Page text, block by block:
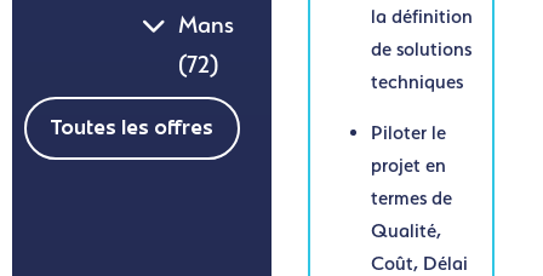
Mans
(72)
Toutes les offres
la définition
de solutions
techniques
Piloter le
projet en
termes de
Qualité,
Coût, Délai